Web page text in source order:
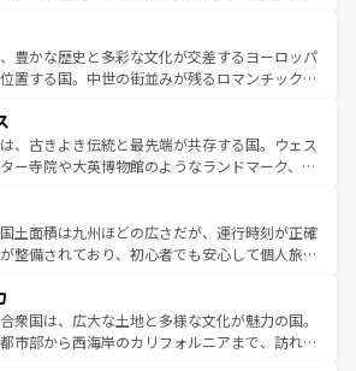
によって風土や気候が異なるスペインはその個
性で訪れる人を魅了する。 なお、新着のスペイン情報は コ
覧を参照してほしい。
魅力が詰まっている。華麗な宮殿、歴史的な大
いビーチ、そして豊かな自然が、訪れる者を心
る。また、フランスは美食の国としても知ら
ンパンの発祥地であるランス、プロヴァンスの
ベンダー畑など、多彩な楽しみ方が可能だ。さ
以外の地域にも魅力が溢れており、どの街角に
足を運ぶとそれぞれで全く異なる文化を体験で
きるだろう。 なお、新着のフランス情報はコンテンツ一覧
ほしい。
豊かな歴史と多彩な文化が交差するヨーロッパ
置する国。中世の街並みが残るロマンチック街
の国は、どこを歩いても飽きることがない。ベ
化的活気、バイエルン州のアルプスの絶景、そ
川沿いのワイン畑といった風景は必見。ビール
な人にはぜひ体験してほしい。 なお、新着の
はコンテンツ一覧を参照してほしい。
、古きよき伝統と最先端が共存する国。ウェス
ー寺院や大英博物館のようなランドマーク、歴
異なる魅力がある。また、優雅なアフタヌーン
ール好きにはたまらない英国パブ、サッカー観
場だからこそできる体験も豊富。イギリスを旅
を参照してほしい。
土面積は九州ほどの広さだが、運行時刻が正確
整備されており、初心者でも安心して個人旅行
のまま残る町や、スイスならではのユニークな
り、アルプス観光だけでなく町歩きも満喫する
る。国民の所得が高いため物価も高いが、旅行
衆国は、広大な土地と多様な文化が魅力の国。
市部から西海岸のカリフォルニアまで、訪れる